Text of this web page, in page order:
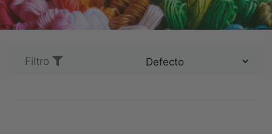
TELAS
TEMÁTICO
NOVEDADES
Filtro